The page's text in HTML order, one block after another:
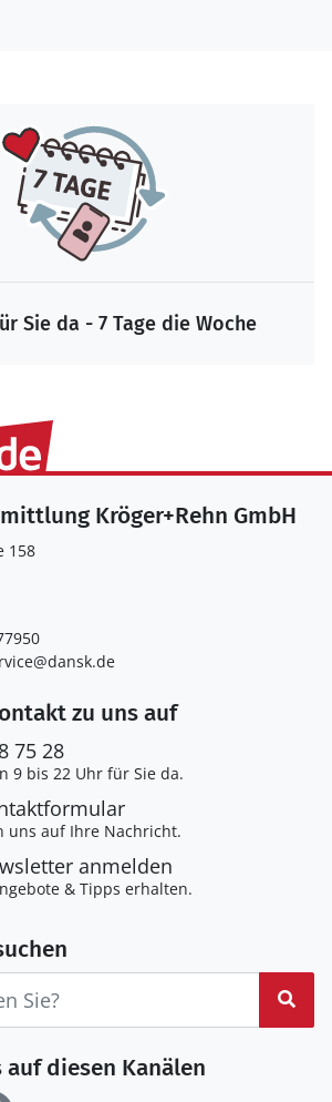
Sie da - 7 Tage die Woche
Kröger+Rehn GmbH
158
zu uns auf
75 28
9 bis 22 Uhr für Sie da.
uns auf Ihre Nachricht.
anmelden
& Tipps erhalten.
auf diesen Kanälen